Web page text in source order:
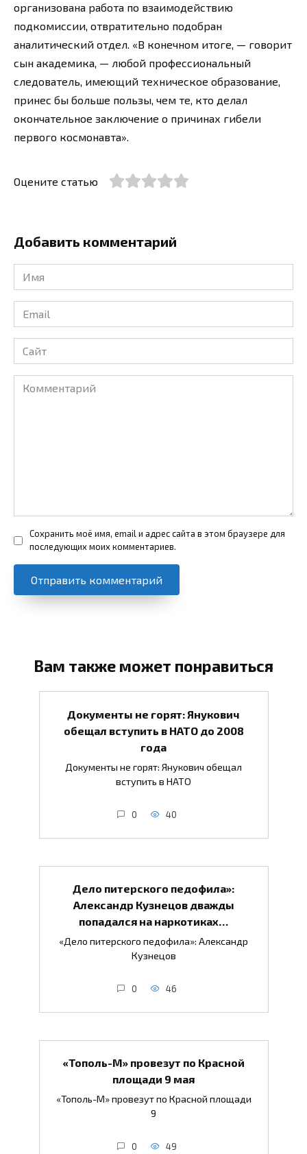
организована работа по взаимодействию
подкомиссии, отвратительно подобран
аналитический отдел. «В конечном итоге, — говорит
сын академика, — любой профессиональный
следователь, имеющий техническое образование,
принес бы больше пользы, чем те, кто делал
окончательное заключение о причинах гибели
первого космонавта».
Оцените статью
Добавить комментарий
Имя
*
Email
*
Сайт
Комментарий
Сохранить моё имя, email и адрес сайта в этом браузере для
последующих моих комментариев.
Вам также может понравиться
Документы не горят: Янукович
обещал вступить в НАТО до 2008
года
Документы не горят: Янукович обещал
вступить в НАТО
0 40
Дело питерского педофила»:
Александр Кузнецов дважды
попадался на наркотиках…
«Дело питерского педофила»: Александр
Кузнецов
0 46
«Тополь-М» провезут по Красной
площади 9 мая
«Тополь-М» провезут по Красной площади
9
0 49